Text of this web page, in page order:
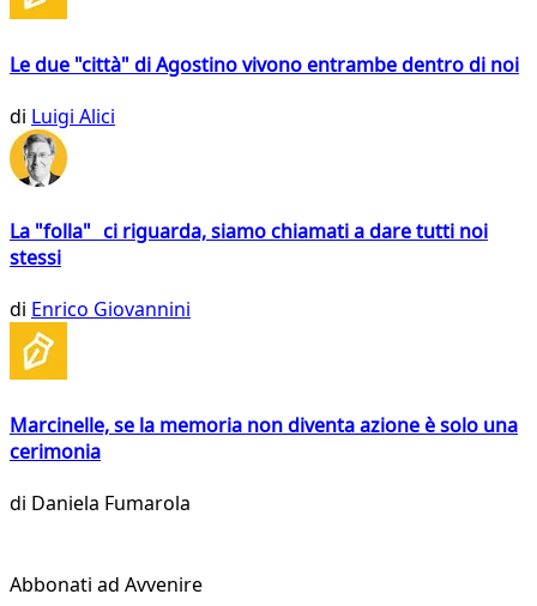
Le due "città" di Agostino vivono entrambe dentro di noi
di Luigi Alici
La "folla" ci riguarda, siamo chiamati a dare tutti noi
stessi
di Enrico Giovannini
Marcinelle, se la memoria non diventa azione è solo una
cerimonia
di Daniela Fumarola
Abbonati ad Avvenire